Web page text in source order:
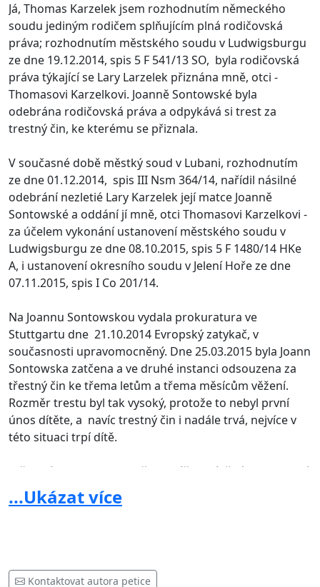
Já, Thomas Karzelek jsem rozhodnutím německého
soudu jediným rodičem splňujícím plná rodičovská
práva; rozhodnutím městského soudu v Ludwigsburgu
ze dne 19.12.2014, spis 5 F 541/13 SO, byla rodičovská
práva týkající se Lary Larzelek přiznána mně, otci -
Thomasovi Karzelkovi. Joanně Sontowské byla
odebrána rodičovská práva a odpykává si trest za
trestný čin, ke kterému se přiznala.
V současné době městký soud v Lubani, rozhodnutím
ze dne 01.12.2014, spis III Nsm 364/14, nařídil násilné
odebrání nezletié Lary Karzelek její matce Joanně
Sontowské a oddání jí mně, otci Thomasovi Karzelkovi -
za účelem vykonání ustanovení městského soudu v
Ludwigsburgu ze dne 08.10.2015, spis 5 F 1480/14 HKe
A, i ustanovení okresního soudu v Jelení Hoře ze dne
07.11.2015, spis I Co 201/14.
Na Joannu Sontowskou vydala prokuratura ve
Stuttgartu dne 21.10.2014 Evropský zatykač, v
současnosti upravomocněný. Dne 25.03.2015 byla Joann
Sontowska zatčena a ve druhé instanci odsouzena za
třestný čin ke třema letům a třema měsícům věžení.
Rozměr trestu byl tak vysoký, protože to nebyl první
únos dítěte, a navíc trestný čin i nadále trvá, nejvíce v
této situaci trpí dítě.
Městský soud v Lubani předal výše zmíněné rozhodnutí
za účelem jeho realizace městskému soudu ve Štětíně,
tento soud nařídil vykonání násilného odebrání
soudní kurátor omezil pouze na objevení se u matky -
...Ukázat více
Kontaktovat autora petice